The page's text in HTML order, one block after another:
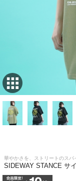
華やかさを、ストリートのス
SIDEWAY STANCE サ